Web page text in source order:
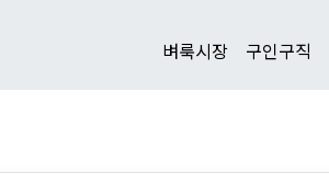
벼룩시장 구인구직